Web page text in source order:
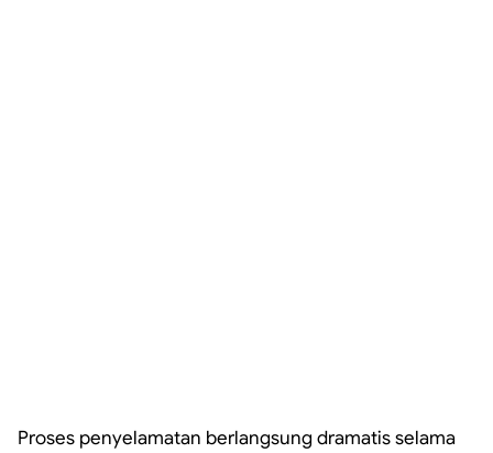
Proses penyelamatan berlangsung dramatis selama